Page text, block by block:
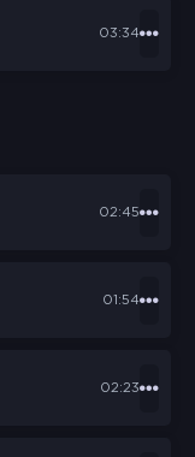
03:34
02:45
01:54
02:23